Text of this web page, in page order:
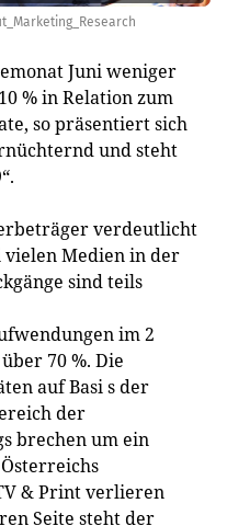
Juni weniger
% in Relation zum
so präsentiert sich
und steht
verdeutlicht
vielen Medien in der
sind teils
im 2
70 %. Die
auf Basi s der
der
brechen um ein
& Print verlieren
Seite steht der